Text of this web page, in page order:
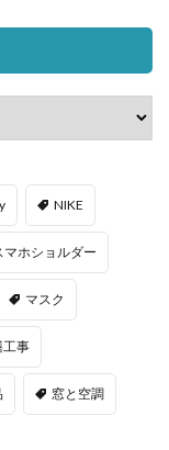
NIKE
マホショルダー
マスク
工事
窓と空調